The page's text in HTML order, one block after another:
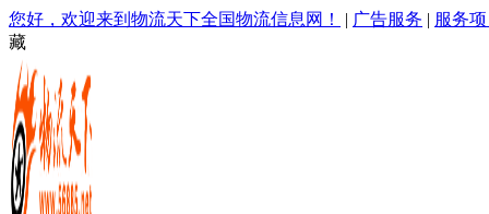
您好，欢迎来到物流天下全国物流信息网！ | 广告服务 | 服务
藏